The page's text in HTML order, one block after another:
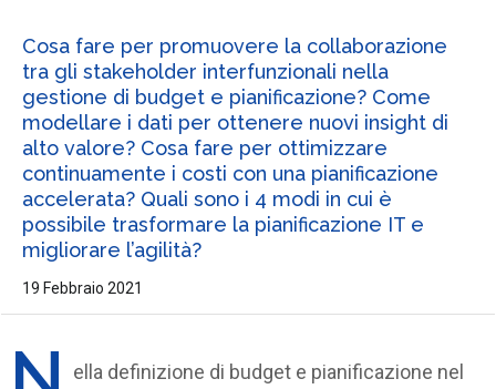
Cosa fare per promuovere la collaborazione
tra gli stakeholder interfunzionali nella
gestione di budget e pianificazione? Come
modellare i dati per ottenere nuovi insight di
alto valore? Cosa fare per ottimizzare
continuamente i costi con una pianificazione
accelerata? Quali sono i 4 modi in cui è
possibile trasformare la pianificazione IT e
migliorare l’agilità?
19 Febbraio 2021
ella definizione di budget e pianificazione nel